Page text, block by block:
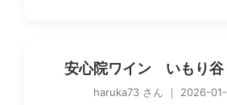
安心院ワイン いもり谷
haruka73 さん ｜ 2026-